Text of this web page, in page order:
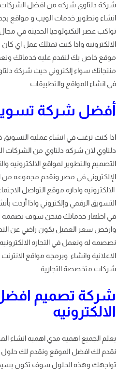
شركة دلتاوي شركه من افضل
انشاء وتطوير خدمات الويب و مواقع
تواكب عصر التكنولوجيا الحديثه في
الالكترونيه واذا كنت تمتلك عمل اي كان
موقع خاص بك لتقدم عليه خدماتك
منتجاتك سواء إلكتروني حيث شركة
في انشاء المواقع والتطبيقات
أفضل شركة
اذا كنت ترغب في انشاء عمليه التسويق
دلتاوي لان شركه دلتاوي من الشركات
التصميم والتطوير لمواقع الالكترونيه
الإلكتروني في مصر ونقدم مجموعه من
الالكترونيه واداره موقع التواصل
التسويق الرقمي وإلكتروني واذا أردت
في اظهار خدماتك فنحن سوف نصممه
وارخص سعر العميل يكون راضي عن
نصصمه له ونعمل في التجاره
الاعلانية وانشاء وبرمجه مواقع
شركات متخصصة التجارية
شركة تصميم
الالكترونيه
يعلم الجميع اهميه مدي اهميه انشاء
نقدم لك افضل الموقع ونقدم لك حلول
تواجهك وهذه الحلول سوف تكون